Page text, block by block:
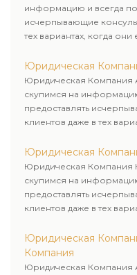
информацию и всегда
исчерпывающие
тех вариантах, когда
юридическими
Юридическая
Юридическая Компания
скупимся на
предоставлять
клиентов даже в тех
пользовались
Юридическая
Юридическая Компания
скупимся на
предоставлять
клиентов даже в тех
пользовались
Юридическая
Компания
Юридическая Компания